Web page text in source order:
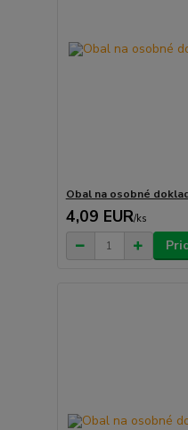
Obal na osobné
4,09 EUR/ks